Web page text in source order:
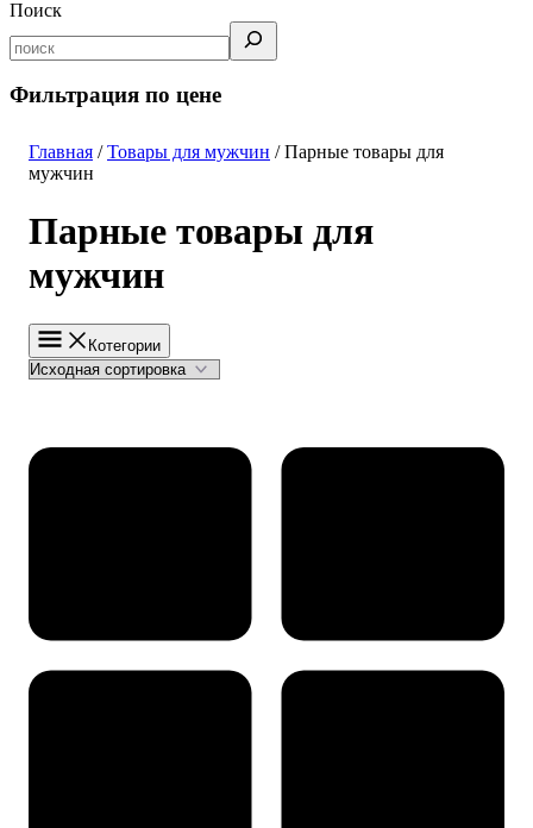
Поиск
Фильтрация по цене
Главная /Товары для мужчин / Парные товары для
мужчин
Парные товары для
мужчин
Котегории